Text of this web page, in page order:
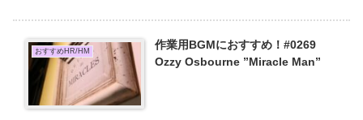
おすすめHR/HM
作業用BGMにおすすめ！#0269
Ozzy Osbourne ”Miracle Man”